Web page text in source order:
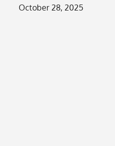
Posted
October 28, 2025